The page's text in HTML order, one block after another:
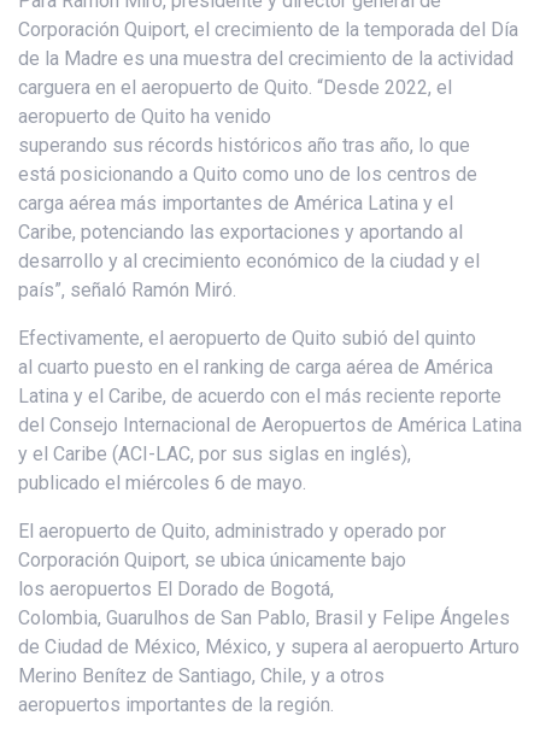
Corporación Quiport, el crecimiento de la temporada del Día
de la Madre es una muestra del crecimiento de la actividad
carguera en el aeropuerto de Quito. “Desde 2022, el
aeropuerto de Quito ha venido
superando sus récords históricos año tras año, lo que
está posicionando a Quito como uno de los centros de
carga aérea más importantes de América Latina y el
Caribe, potenciando las exportaciones y aportando al
desarrollo y al crecimiento económico de la ciudad y el
país”, señaló Ramón Miró.
Efectivamente, el aeropuerto de Quito subió del quinto
al cuarto puesto en el ranking de carga aérea de América
Latina y el Caribe, de acuerdo con el más reciente reporte
del Consejo Internacional de Aeropuertos de América Latina
y el Caribe (ACI-LAC, por sus siglas en inglés),
publicado el miércoles 6 de mayo.
El aeropuerto de Quito, administrado y operado por
Corporación Quiport, se ubica únicamente bajo
los aeropuertos El Dorado de Bogotá,
Colombia, Guarulhos de San Pablo, Brasil y Felipe Ángeles
de Ciudad de México, México, y supera al aeropuerto Arturo
Merino Benítez de Santiago, Chile, y a otros
aeropuertos importantes de la región.